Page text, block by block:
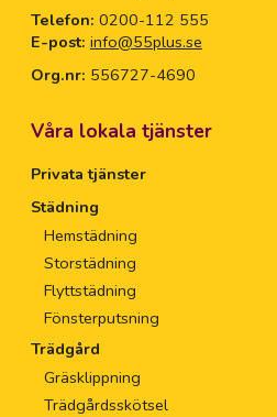
Telefon: 0200-112 555
E-post: info@55plus.se
Org.nr: 556727-4690
Våra lokala tjänster
Privata tjänster
Städning
Hemstädning
Storstädning
Flyttstädning
Fönsterputsning
Trädgård
Gräsklippning
Trädgårdsskötsel